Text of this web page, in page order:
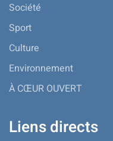
Société
Sport
Culture
Environnement
À CŒUR OUVERT
Liens directs